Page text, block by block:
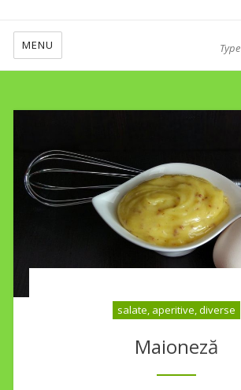
MENU
salate, aperitive, diverse
Maioneză